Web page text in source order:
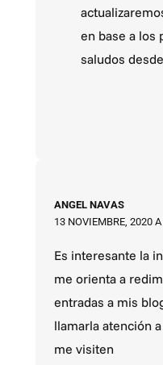
en base a los
saludos
ANGEL NAVAS
13 NOVIEMBRE, 2020
Es interesante la
me orienta a
entradas a mis
llamarla atención
me visiten